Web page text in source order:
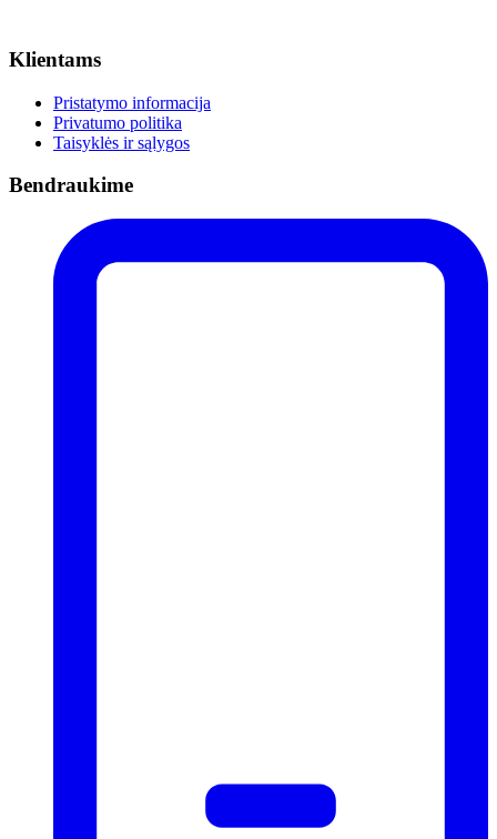
Klientams
Pristatymo informacija
Privatumo politika
Taisyklės ir sąlygos
Bendraukime